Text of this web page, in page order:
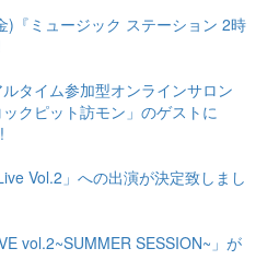
)『ミュージック ステーション 2時
タイム参加型オンラインサロン
ックピット訪モン」のゲストに
Vol.2」への出演が決定致しまし
vol.2~SUMMER SESSION~」が